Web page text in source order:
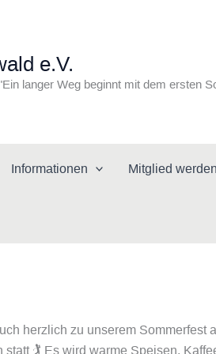
e.V.
langer Weg beginnt mit dem ersten
Informationen Mitglied werden
herzlich zu unserem Sommerfest
statt 🏌 Es wird warme Speisen,